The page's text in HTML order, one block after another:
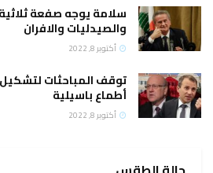
سلامة يوجه صفعة ثلاثية
والصيدليات والافران
أكتوبر 8, 2022
توقف المباحثات
أطماع باسيلية
أكتوبر 8, 2022